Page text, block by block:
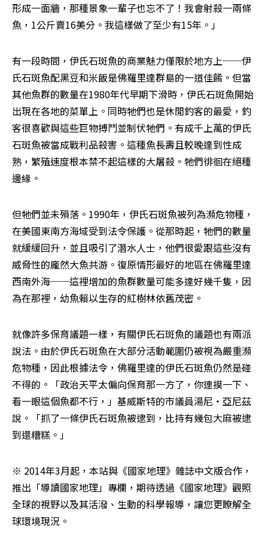
形成一面牆，那種景象一輩子也忘不了！我會射殺一兩條
魚，1公斤賣16美分。我這樣做了至少有15年。」
有一段時間，伊氏石斑魚的商業魅力僅限於地方上──伊
氏石斑魚配黑豆和米飯是佛羅里達群島的一道佳餚。但當
其他魚群的數量在1980年代早期下滑時，伊氏石斑魚開始
出現在各地的菜單上。同時牠們也是休閒釣客的最愛，釣
客很喜歡與這些巨物搏鬥並制伏牠們。有成千上萬的伊氏
石斑魚被當成戰利品殺害。這種魚長壽且較晚達到性成
熟，繁殖速度根本禁不起這樣的大屠殺。牠們徘徊在絕種
邊緣。
但牠們並未殞落。1990年，伊氏石斑魚被列為瀕危物種，
在美國東南方海域受到法令保護。從那時起，牠們的數量
就緩緩回升，並且吸引了潛水人士，他們很愛跟這些沒有
威脅性的龐然大魚共游。復原情形最好的地區在佛羅里達
西南外海──這裡增加的魚群數量可能多達好幾千隻，因
為在那裡，幼魚賴以生存的紅樹林依舊茂密。
就像許多保育議題一樣，有關伊氏石斑魚的議題也有兩派
說法。由於伊氏石斑魚在大部分活動範圍仍被視為嚴重瀕
危物種，因此根據法令，佛羅里達的伊氏石斑魚仍然是碰
不得的。「政治天平太偏向保育那一方了，你連摸一下、
看一眼這個魚都不行，」基威斯特的市議員湯尼・亞尼茲
說。「抓了一條伊氏石斑魚被逮到，比持有幾包大麻被逮
到還糟糕。」
※ 2014年3月起，本站與《國家地理》雜誌中文版合作，
推出「導讀國家地理」專欄，期待透過《國家地理》觀照
全球的視野以及其活潑、生動的科學報導，讓您更瞭解全
球環境現況。